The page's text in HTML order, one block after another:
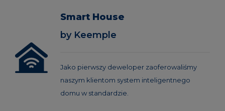
Smart House
by Keemple
Jako pierwszy deweloper zaoferowaliśmy
naszym klientom system inteligentnego
domu w standardzie.